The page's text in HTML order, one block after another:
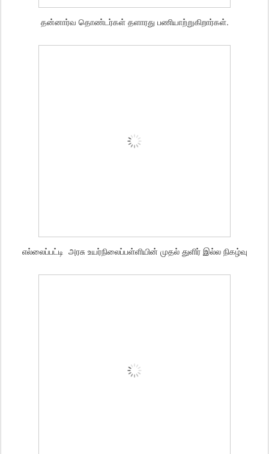
தன்னார்வ தொண்டர்கள் தளாரது பணியாற்றுகிறார்கள்.
எல்லைப்பட்டி அரசு உயர்நிலைப்பள்ளியின் முதல் துளிர் இல்ல நிகழ்வு